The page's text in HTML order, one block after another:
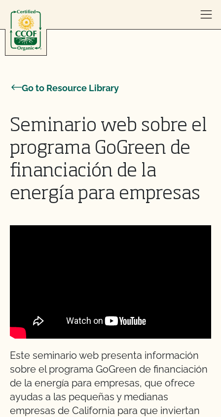
Go to Resource Library
Seminario web sobre el
programa GoGreen de
financiación de la
energía para empresas
Este seminario web presenta información
sobre el programa GoGreen de financiación
de la energía para empresas, que ofrece
ayudas a las pequeñas y medianas
empresas de California para que inviertan